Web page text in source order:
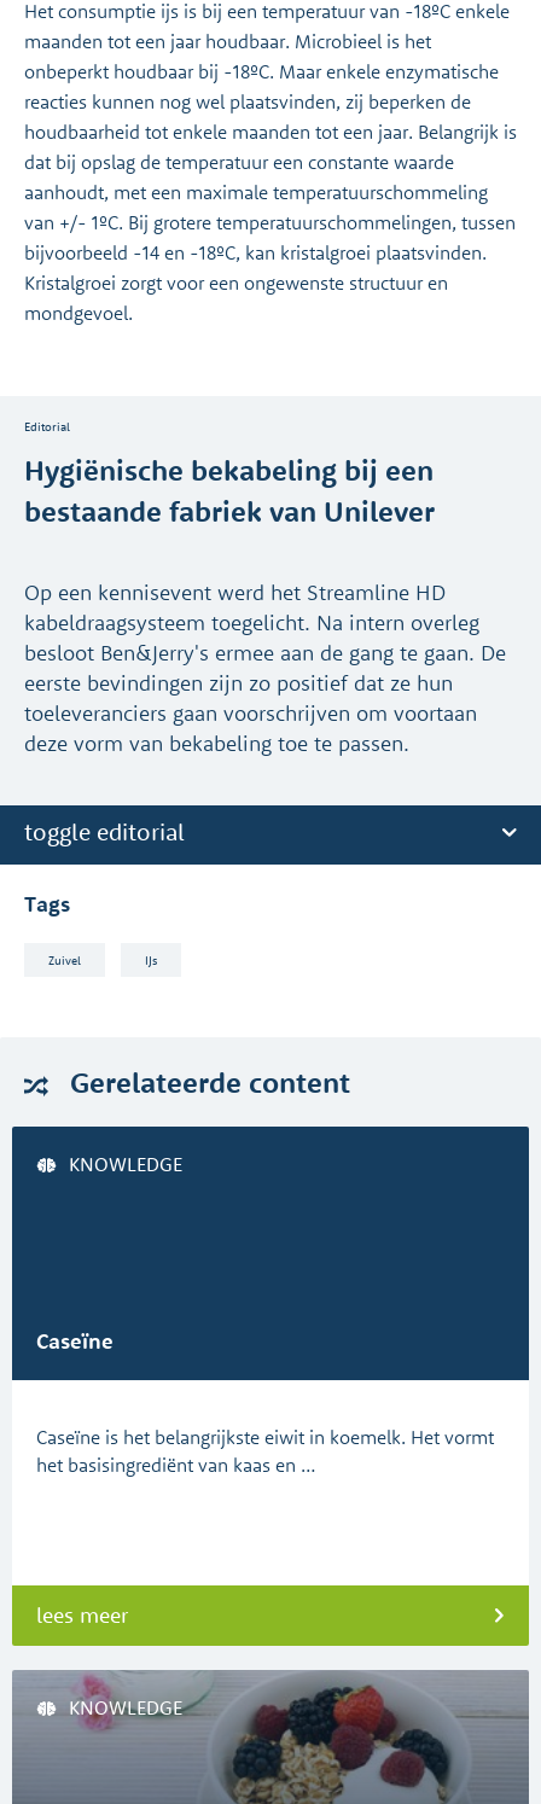
Het consumptie ijs is bij een temperatuur van -18ºC enkele
maanden tot een jaar houdbaar. Microbieel is het
onbeperkt houdbaar bij -18ºC. Maar enkele enzymatische
reacties kunnen nog wel plaatsvinden, zij beperken de
houdbaarheid tot enkele maanden tot een jaar. Belangrijk is
dat bij opslag de temperatuur een constante waarde
aanhoudt, met een maximale temperatuurschommeling
van +/- 1ºC. Bij grotere temperatuurschommelingen, tussen
bijvoorbeeld -14 en -18ºC, kan kristalgroei plaatsvinden.
Kristalgroei zorgt voor een ongewenste structuur en
mondgevoel.
Editorial
Hygiënische bekabeling bij een
bestaande fabriek van Unilever
Op een kennisevent werd het Streamline HD
kabeldraagsysteem toegelicht. Na intern overleg
besloot Ben&Jerry's ermee aan de gang te gaan. De
eerste bevindingen zijn zo positief dat ze hun
toeleveranciers gaan voorschrijven om voortaan
deze vorm van bekabeling toe te passen.
toggle editorial
Tags
Zuivel IJs
Gerelateerde content
KNOWLEDGE
Caseïne
Caseïne is het belangrijkste eiwit in koemelk. Het vormt
het basisingrediënt van kaas en …
lees meer
KNOWLEDGE